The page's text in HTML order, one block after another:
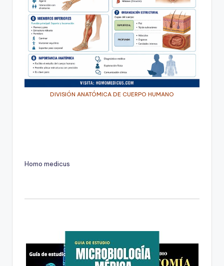
DIVISIÓN ANATÓMICA DE CUERPO HUMANO
Homo medicus